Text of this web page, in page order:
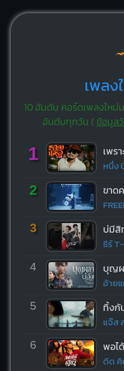
เพลง
10 อันดับ คอร์ดเพลงให
อันดับทุกวัน ( ข้อมูล
1 เพร
หนึ่ง
2 ขาด
3 บ่มีสิ
ธีร์
4 บุญ
อ้าย
5 ทิ้งกั
แจ๊ส
6 พอไ
ดิด